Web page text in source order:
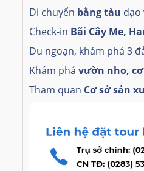
Di chuyển bằng tàu dạo
Check-in Bãi Cây Me,
Du ngoạn, khám phá 3
Khám phá vườn nho,
Tham quan Cơ sở sản